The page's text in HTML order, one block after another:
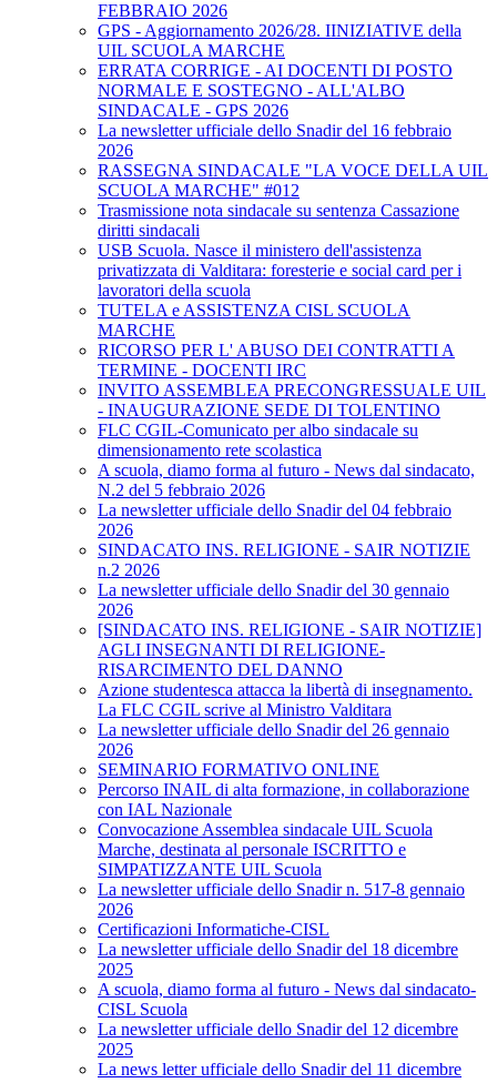
FEBBRAIO 2026
GPS - Aggiornamento 2026/28. IINIZIATIVE della
UIL SCUOLA MARCHE
ERRATA CORRIGE - AI DOCENTI DI POSTO
NORMALE E SOSTEGNO - ALL'ALBO
SINDACALE - GPS 2026
La newsletter ufficiale dello Snadir del 16 febbraio
2026
RASSEGNA SINDACALE "LA VOCE DELLA UIL
SCUOLA MARCHE" #012
Trasmissione nota sindacale su sentenza Cassazione
diritti sindacali
USB Scuola. Nasce il ministero dell'assistenza
privatizzata di Valditara: foresterie e social card per i
lavoratori della scuola
TUTELA e ASSISTENZA CISL SCUOLA
MARCHE
RICORSO PER L' ABUSO DEI CONTRATTI A
TERMINE - DOCENTI IRC
INVITO ASSEMBLEA PRECONGRESSUALE UIL
- INAUGURAZIONE SEDE DI TOLENTINO
FLC CGIL-Comunicato per albo sindacale su
dimensionamento rete scolastica
A scuola, diamo forma al futuro - News dal sindacato,
N.2 del 5 febbraio 2026
La newsletter ufficiale dello Snadir del 04 febbraio
2026
SINDACATO INS. RELIGIONE - SAIR NOTIZIE
n.2 2026
La newsletter ufficiale dello Snadir del 30 gennaio
2026
[SINDACATO INS. RELIGIONE - SAIR NOTIZIE]
AGLI INSEGNANTI DI RELIGIONE-
RISARCIMENTO DEL DANNO
Azione studentesca attacca la libertà di insegnamento.
La FLC CGIL scrive al Ministro Valditara
La newsletter ufficiale dello Snadir del 26 gennaio
2026
SEMINARIO FORMATIVO ONLINE
Percorso INAIL di alta formazione, in collaborazione
con IAL Nazionale
Convocazione Assemblea sindacale UIL Scuola
Marche, destinata al personale ISCRITTO e
SIMPATIZZANTE UIL Scuola
La newsletter ufficiale dello Snadir n. 517-8 gennaio
2026
Certificazioni Informatiche-CISL
La newsletter ufficiale dello Snadir del 18 dicembre
2025
A scuola, diamo forma al futuro - News dal sindacato-
CISL Scuola
La newsletter ufficiale dello Snadir del 12 dicembre
2025
La news letter ufficiale dello Snadir del 11 dicembre